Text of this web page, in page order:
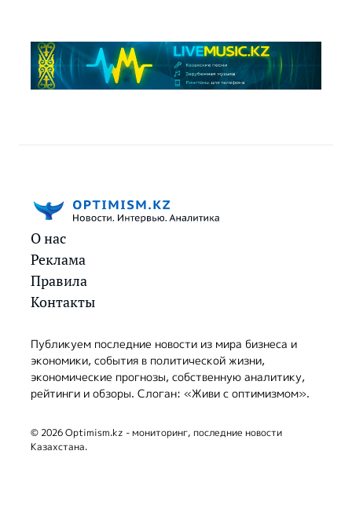
О нас
Реклама
Правила
Контакты
Публикуем последние новости из мира бизнеса и
экономики, события в политической жизни,
экономические прогнозы, собственную аналитику,
рейтинги и обзоры. Слоган: «Живи с оптимизмом».
© 2026 Optimism.kz - мониторинг, последние новости
Казахстана.